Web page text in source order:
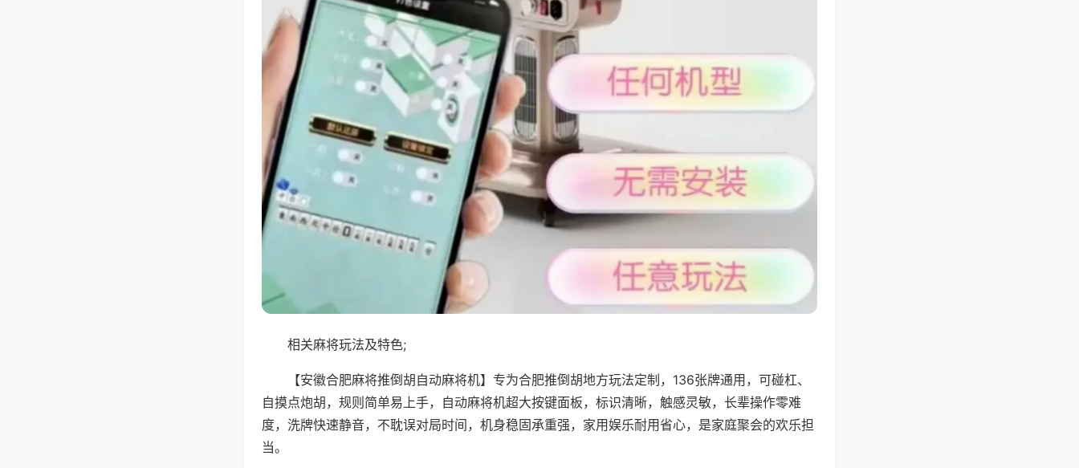
相关麻将玩法及特色;
【安徽合肥麻将推倒胡自动麻将机】专为合肥推倒胡地方玩法定制，136张牌通用，可碰杠、
自摸点炮胡，规则简单易上手，自动麻将机超大按键面板，标识清晰，触感灵敏，长辈操作零难
度，洗牌快速静音，不耽误对局时间，机身稳固承重强，家用娱乐耐用省心，是家庭聚会的欢乐担
当。